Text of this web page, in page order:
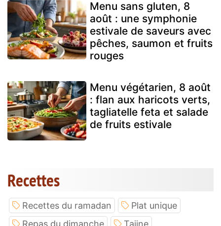
Menu sans gluten, 8
août : une symphonie
estivale de saveurs avec
pêches, saumon et fruits
rouges
Menu végétarien, 8 août
: flan aux haricots verts,
tagliatelle feta et salade
de fruits estivale
Recettes
Recettes du ramadan
Plat unique